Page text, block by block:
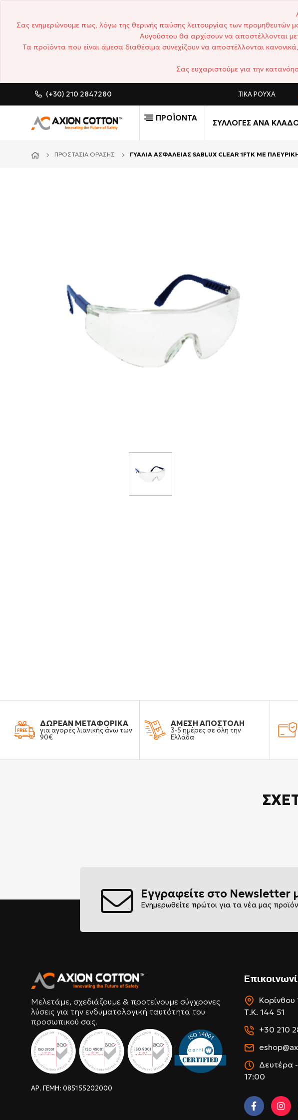
Σας ενημερώνουμε πως, λόγω της θερινής παύσης λειτουργίας των προμηθευτών
Αυγούστου θα αρχίσουν να αποστέλλονται
Τα προϊόντα που είναι άμεσα διαθέσιμα συνεχίζουν να αποστέλλονται
Σας ευχαριστούμε για την
(+30) 210 2847280 CUSTOM MADE ΕΠΑΓΓΕΛΜΑΤΙΚΆ ΡΟΎΧΑ
ΠΡΟΪΟΝΤΑ
ΣΥΛΛΟΓΈΣ ΑΝΆ
ΠΡΟΣΤΑΣΊΑ ΌΡΑΣΗΣ ΓΥΑΛΙΑ ΑΣΦΑΛΕΙΑΣ SABLUX CLEAR 1FTK ΜΕ
ΔΩΡΕΑΝ ΜΕΤΑΦΟΡΙΚΑ
για αγορές λιανικής άνω των
90€
ΑΜΕΣΗ ΑΠΟΣΤΟΛΗ
3-5 ημέρες σε όλη την
Ελλάδα
Εγγραφείτε στο Newsletter
Ενημερωθείτε πρώτοι για τα νέα μας
Μελετάμε, σχεδιάζουμε & προτείνουμε σύγχρονες
λύσεις για την ενδυματολογική ταυτότητα του
προσωπικού σας.
ΑΡ. ΓΕΜΗ: 085155202000
Τ.Κ. 144 51
+30 210
Δευτέρα
17:00